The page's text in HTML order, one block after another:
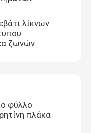
λίκνων
ζωνών
φύλλο
πλάκα